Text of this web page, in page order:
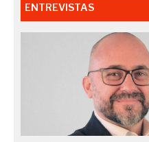
ENTREVISTAS